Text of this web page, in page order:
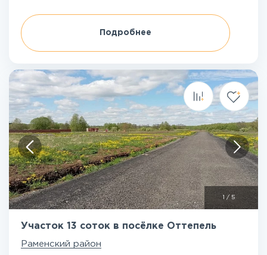
Подробнее
1/ 5
Участок 13 соток в посёлке Оттепель
Раменский район